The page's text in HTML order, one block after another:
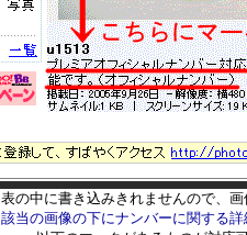
表の中に書き込みきれませんので、
該当の画像の下にナンバーに関する